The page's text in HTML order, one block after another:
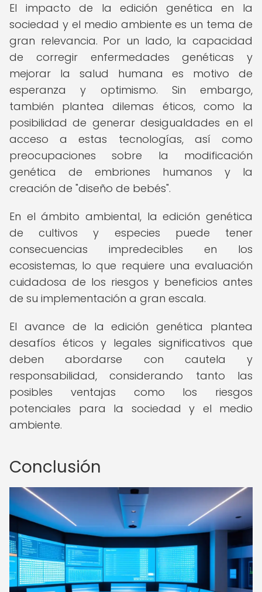
El impacto de la edición genética en la
sociedad y el medio ambiente es un tema de
gran relevancia. Por un lado, la capacidad
de corregir enfermedades genéticas y
mejorar la salud humana es motivo de
esperanza y optimismo. Sin embargo,
también plantea dilemas éticos, como la
posibilidad de generar desigualdades en el
acceso a estas tecnologías, así como
preocupaciones sobre la modificación
genética de embriones humanos y la
creación de "diseño de bebés".
En el ámbito ambiental, la edición genética
de cultivos y especies puede tener
consecuencias impredecibles en los
ecosistemas, lo que requiere una evaluación
cuidadosa de los riesgos y beneficios antes
de su implementación a gran escala.
El avance de la edición genética plantea
desafíos éticos y legales significativos que
deben abordarse con cautela y
responsabilidad, considerando tanto las
posibles ventajas como los riesgos
potenciales para la sociedad y el medio
ambiente.
Conclusión